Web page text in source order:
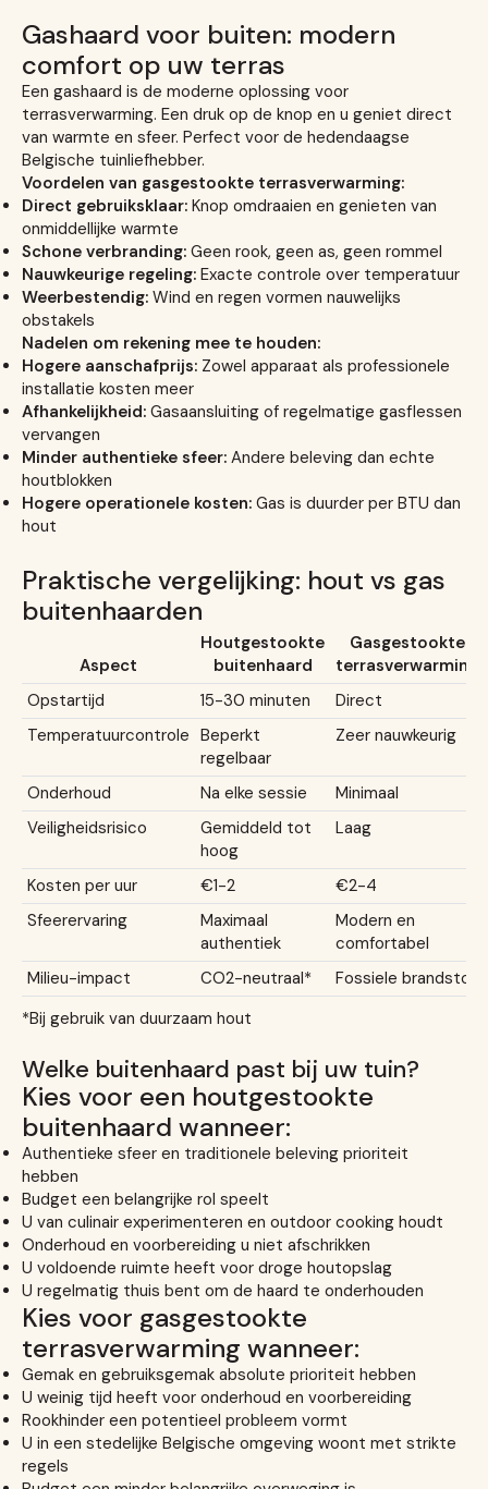
Gashaard voor buiten: modern
comfort op uw terras
Een gashaard is de moderne oplossing voor
terrasverwarming. Een druk op de knop en u geniet direct
van warmte en sfeer. Perfect voor de hedendaagse
Belgische tuinliefhebber.
Voordelen van gasgestookte terrasverwarming:
Direct gebruiksklaar: Knop omdraaien en genieten van
onmiddellijke warmte
Schone verbranding: Geen rook, geen as, geen rommel
Nauwkeurige regeling: Exacte controle over temperatuur
Weerbestendig: Wind en regen vormen nauwelijks
obstakels
Nadelen om rekening mee te houden:
Hogere aanschafprijs: Zowel apparaat als professionele
installatie kosten meer
Afhankelijkheid: Gasaansluiting of regelmatige gasflessen
vervangen
Minder authentieke sfeer: Andere beleving dan echte
houtblokken
Hogere operationele kosten: Gas is duurder per BTU dan
hout
Praktische vergelijking: hout vs gas
buitenhaarden
Aspect
Houtgestookte
buitenhaard
Gasgestookte
terrasverwarming
Opstartijd
15-30 minuten
Direct
Temperatuurcontrole Beperkt
regelbaar
Zeer nauwkeurig
Onderhoud Na elke sessie
Minimaal
Veiligheidsrisico
Gemiddeld tot
hoog
Laag
Kosten per uur €1-2
€2-4
Sfeerervaring
Maximaal
authentiek
Modern en
comfortabel
Milieu-impact
CO2-neutraal*
Fossiele brandstof
*Bij gebruik van duurzaam hout
Welke buitenhaard past bij uw tuin?
Kies voor een houtgestookte
buitenhaard wanneer:
Authentieke sfeer en traditionele beleving prioriteit
hebben
Budget een belangrijke rol speelt
U van culinair experimenteren en outdoor cooking houdt
Onderhoud en voorbereiding u niet afschrikken
U voldoende ruimte heeft voor droge houtopslag
U regelmatig thuis bent om de haard te onderhouden
Kies voor gasgestookte
terrasverwarming wanneer:
Gemak en gebruiksgemak absolute prioriteit hebben
U weinig tijd heeft voor onderhoud en voorbereiding
Rookhinder een potentieel probleem vormt
U in een stedelijke Belgische omgeving woont met strikte
regels